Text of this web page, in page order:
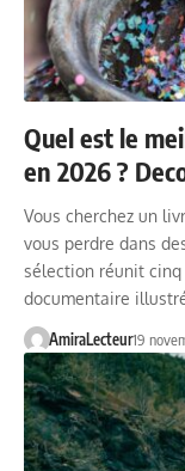
Quel est le
en 2026 ?
Vous cherchez un
vous perdre dans
sélection réunit cinq
documentaire
AmiraLecteur19